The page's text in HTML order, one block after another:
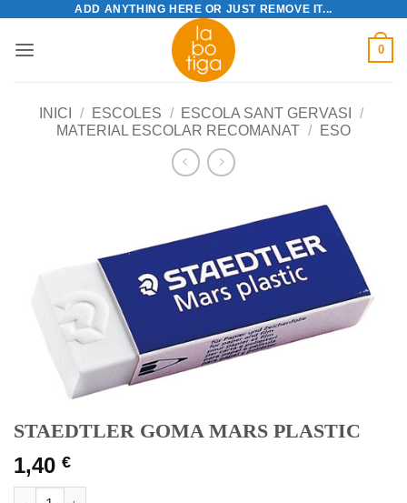
content
ADD ANYTHING HERE OR JUST REMOVE IT...
0
INICI / ESCOLES / ESCOLA SANT GERVASI
/
MATERIAL ESCOLAR RECOMANAT / ESO
STAEDTLER GOMA MARS PLASTIC
1,40 €
quantitat de STAEDTLER GOMA MARS PLASTIC